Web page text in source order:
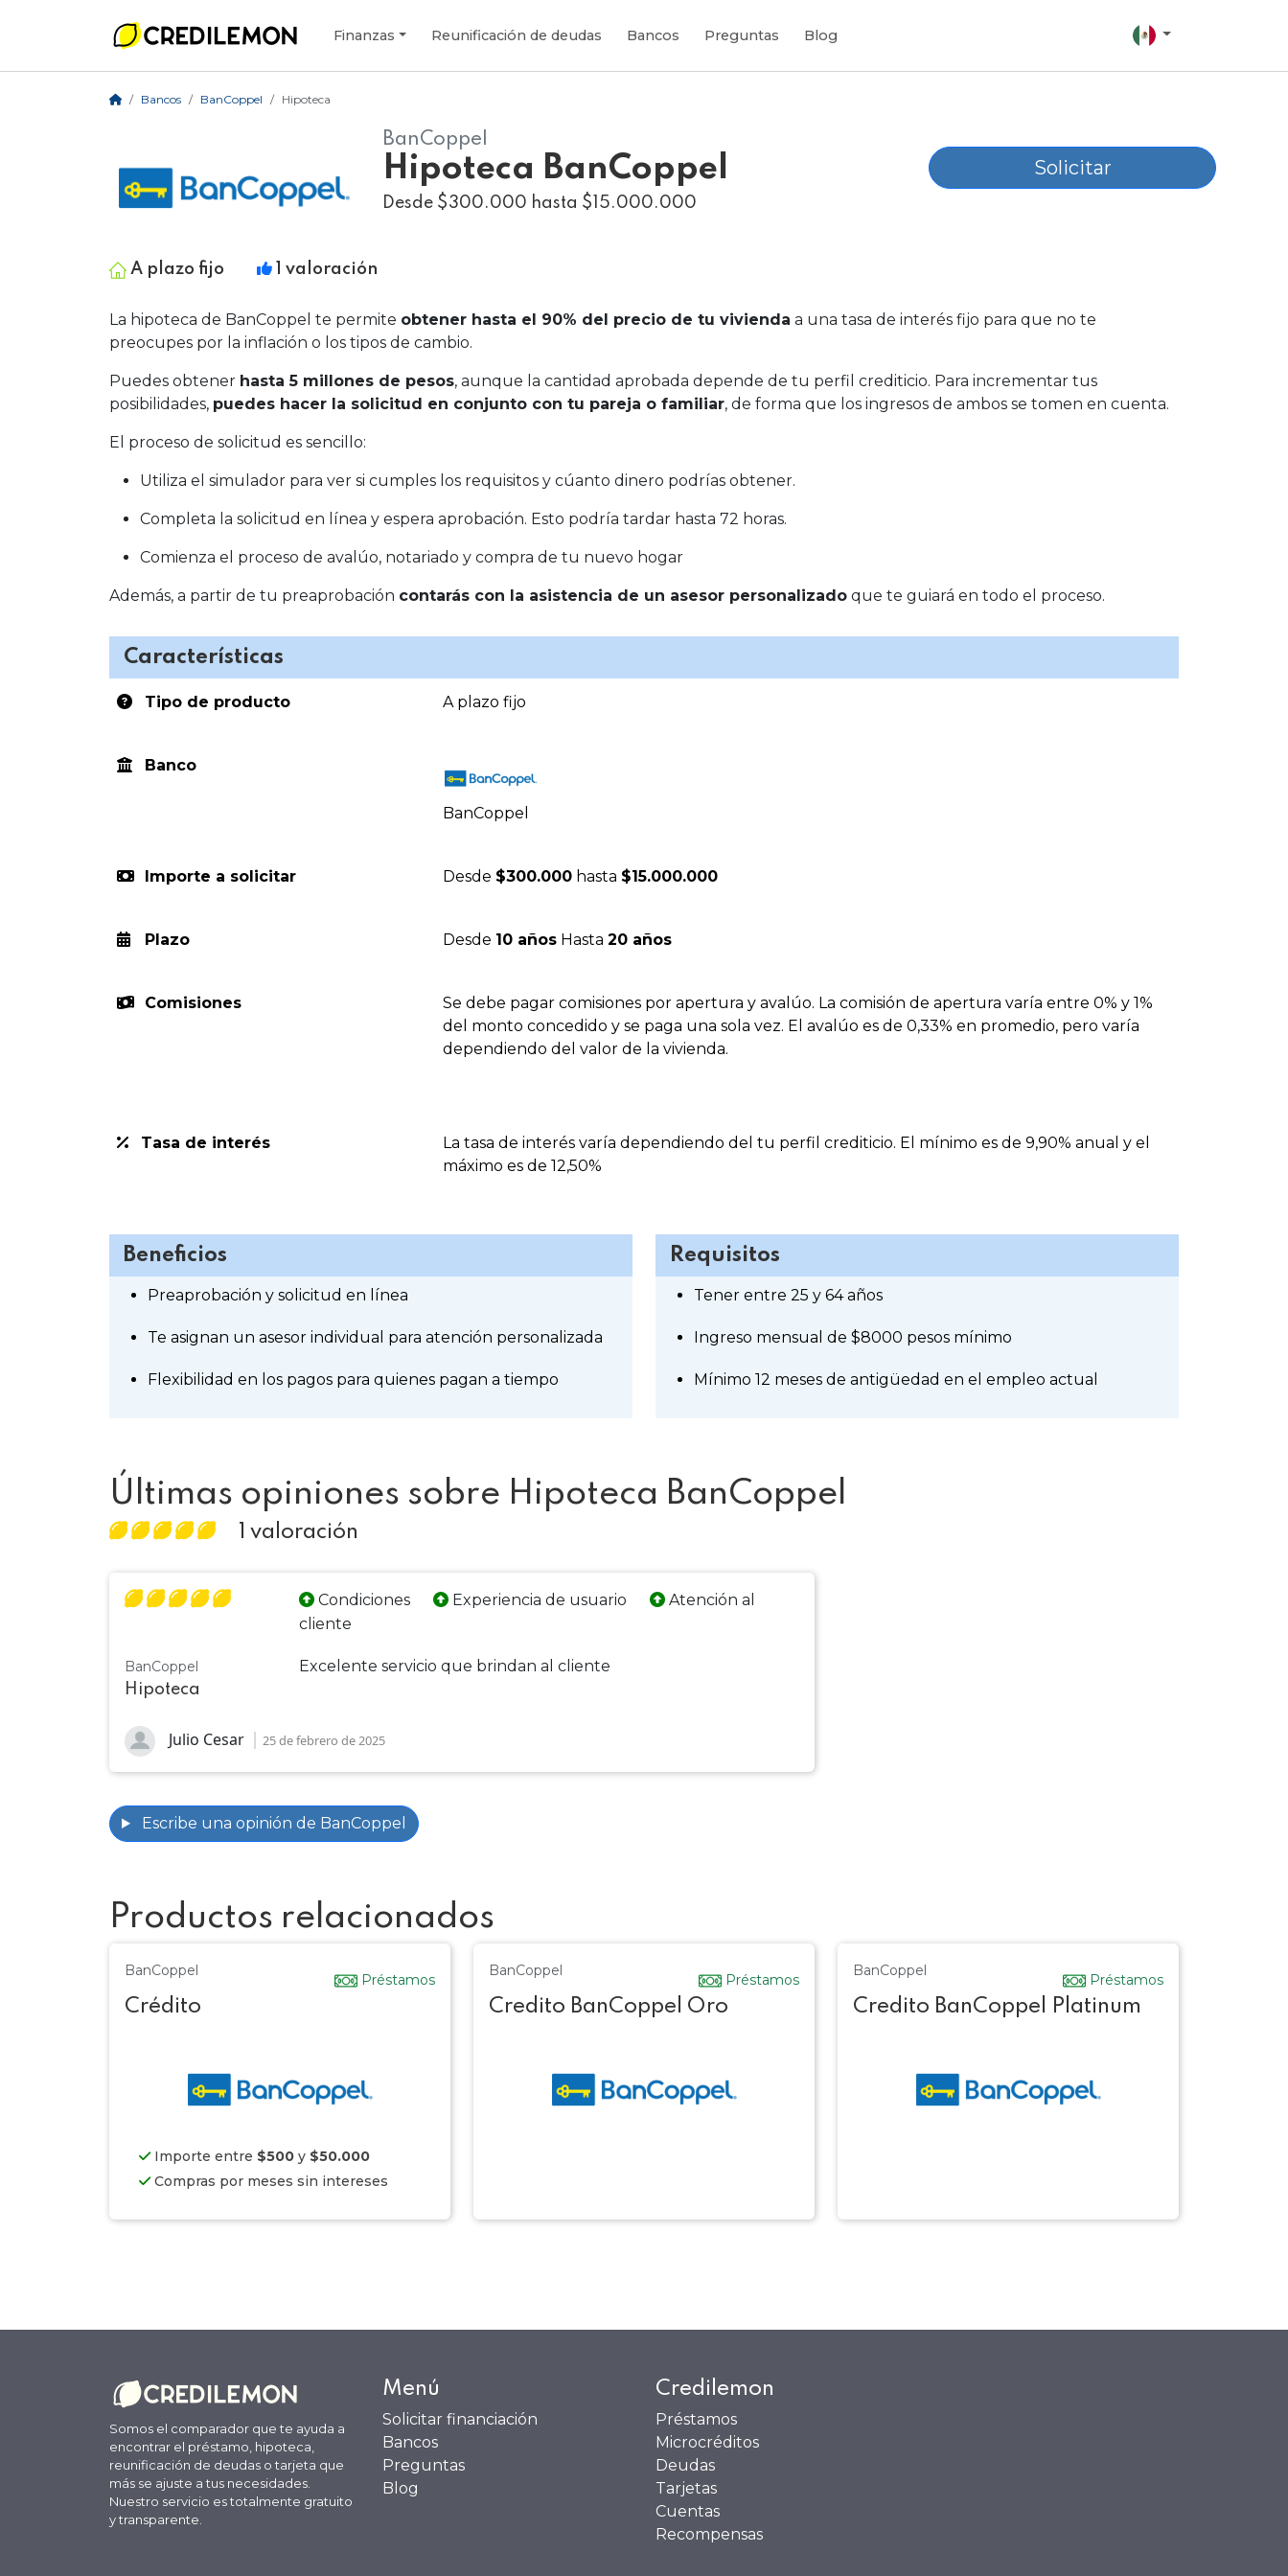
Finanzas Reunificación de deudas Bancos Preguntas Blog
Bancos BanCoppel Hipoteca
BanCoppel
Hipoteca BanCoppel
Desde $300.000 hasta $15.000.000
Solicitar
A plazo fijo 1 valoración
La hipoteca de BanCoppel te permite obtener hasta el 90% del precio de tu vivienda a una tasa de interés fijo para que no te
preocupes por la inflación o los tipos de cambio.
Puedes obtener hasta 5 millones de pesos, aunque la cantidad aprobada depende de tu perfil crediticio. Para incrementar tus
posibilidades, puedes hacer la solicitud en conjunto con tu pareja o familiar, de forma que los ingresos de ambos se tomen en cuenta.
El proceso de solicitud es sencillo:
Utiliza el simulador para ver si cumples los requisitos y cúanto dinero podrías obtener.
Completa la solicitud en línea y espera aprobación. Esto podría tardar hasta 72 horas.
Comienza el proceso de avalúo, notariado y compra de tu nuevo hogar
Además, a partir de tu preaprobación contarás con la asistencia de un asesor personalizado que te guiará en todo el proceso.
Características
Tipo de producto A plazo fijo
Banco
BanCoppel
Importe a solicitar Desde $300.000 hasta $15.000.000
Plazo Desde 10 años Hasta 20 años
Comisiones
Se debe pagar comisiones por apertura y avalúo. La comisión de apertura varía entre 0% y 1%
del monto concedido y se paga una sola vez. El avalúo es de 0,33% en promedio, pero varía
dependiendo del valor de la vivienda.
Tasa de interés
La tasa de interés varía dependiendo del tu perfil crediticio. El mínimo es de 9,90% anual y el
máximo es de 12,50%
Beneficios
Preaprobación y solicitud en línea
Te asignan un asesor individual para atención personalizada
Flexibilidad en los pagos para quienes pagan a tiempo
Requisitos
Tener entre 25 y 64 años
Ingreso mensual de $8000 pesos mínimo
Mínimo 12 meses de antigüedad en el empleo actual
Últimas opiniones sobre Hipoteca BanCoppel
1 valoración
Condiciones Experiencia de usuario
Atención al
cliente
BanCoppel
Hipoteca
Excelente servicio que brindan al cliente
Julio Cesar 25 de febrero de 2025
Escribe una opinión de BanCoppel
Productos relacionados
BanCoppel
Préstamos
Crédito
Importe entre $500 y $50.000
Compras por meses sin intereses
BanCoppel
Préstamos
Credito BanCoppel Oro
BanCoppel
Préstamos
Credito BanCoppel Platinum
Somos el comparador que te ayuda a
encontrar el préstamo, hipoteca,
reunificación de deudas o tarjeta que
más se ajuste a tus necesidades.
Nuestro servicio es totalmente gratuito
y transparente.
Menú
Solicitar financiación
Bancos
Preguntas
Blog
Credilemon
Préstamos
Microcréditos
Deudas
Tarjetas
Cuentas
Recompensas